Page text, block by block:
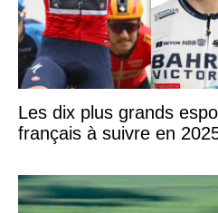
Les dix plus grands
français à suivre en